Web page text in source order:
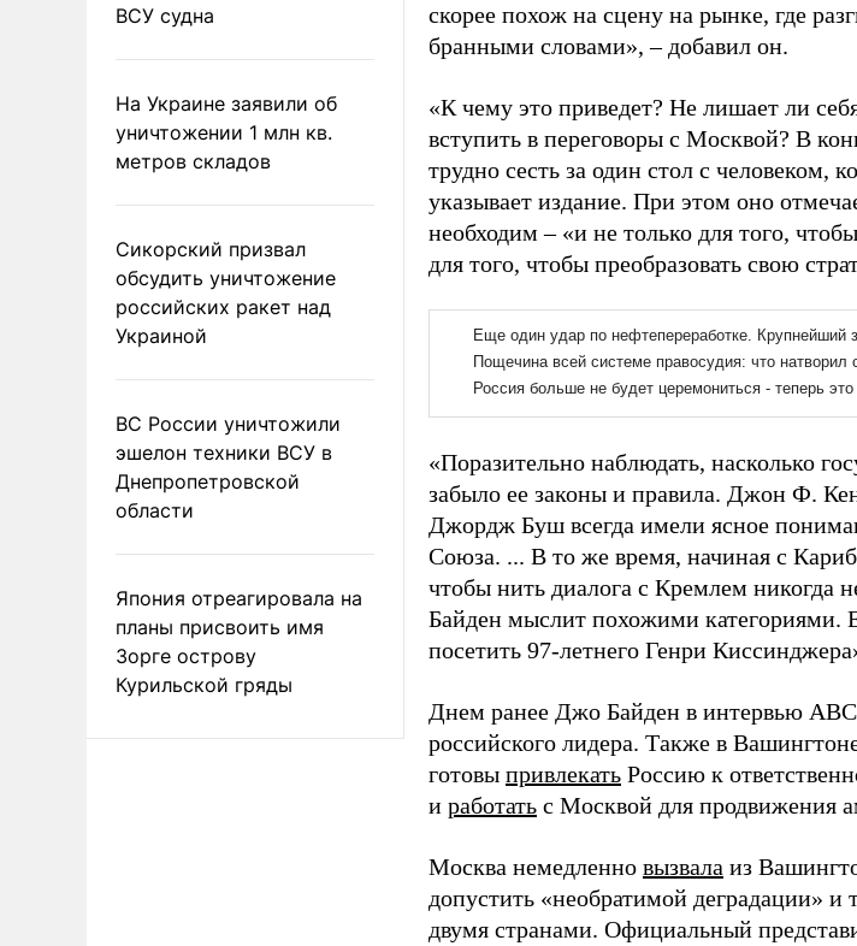
ВСУ судна
На Украине заявили об
уничтожении 1 млн кв.
метров складов
Сикорский призвал
обсудить уничтожение
российских ракет над
Украиной
ВС России уничтожили
эшелон техники ВСУ в
Днепропетровской
области
Япония отреагировала на
планы присвоить имя
Зорге острову
Курильской гряды
скорее похож на сцену на рынке, где
бранными словами», – добавил он.
«К чему это приведет? Не лишает ли
вступить в переговоры с Москвой? В
трудно сесть за один стол с человеком,
указывает издание. При этом оно
необходим – «и не только для того,
для того, чтобы преобразовать свою
«Поразительно наблюдать, насколько
забыло ее законы и правила. Джон Ф.
Джордж Буш всегда имели ясное
Союза. ... В то же время, начиная с
чтобы нить диалога с Кремлем никогда
Байден мыслит похожими категориями.
посетить 97-летнего Генри
Днем ранее Джо Байден в интервью ABC
российского лидера. Также в
готовы привлекать Россию к
и работать с Москвой для продвижения
Москва немедленно вызвала из
допустить «необратимой деградации»
двумя странами. Официальный